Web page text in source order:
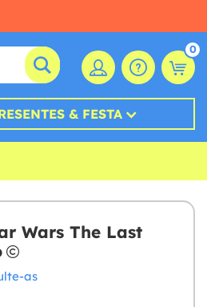
0
& FESTA
Wars The Last
as